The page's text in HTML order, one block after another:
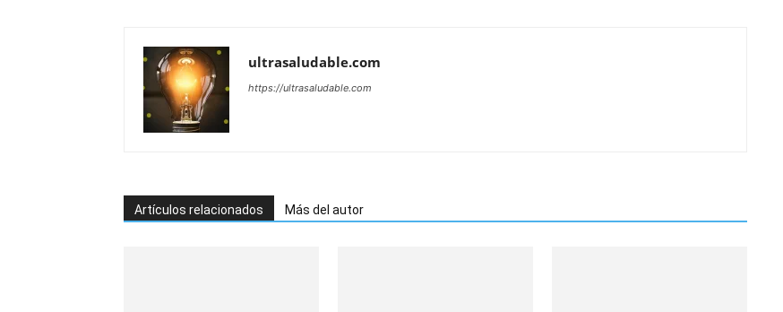
ultrasaludable.com
https://ultrasaludable.com
Artículos relacionados Más del autor